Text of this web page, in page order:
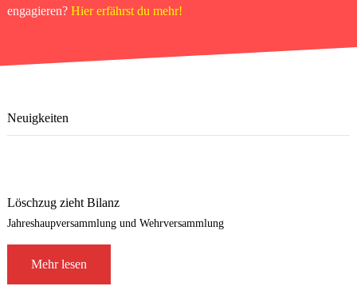
engagieren? Hier erfährst du mehr!
Neuigkeiten
Löschzug zieht Bilanz
Jahreshaupversammlung und Wehrversammlung
Mehr lesen